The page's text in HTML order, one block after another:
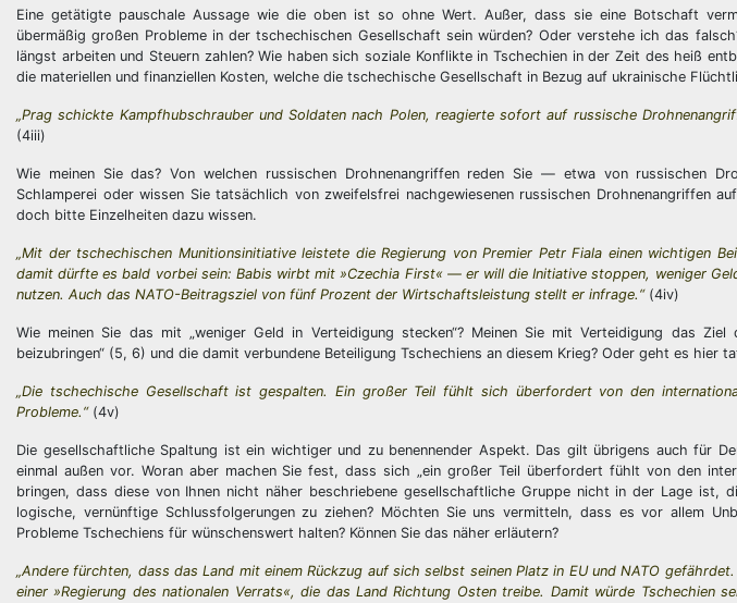
Eine getätigte pauschale Aussage wie die oben ist so ohne Wert. Außer, dass sie eine Botschaft
übermäßig großen Probleme in der tschechischen Gesellschaft sein würden? Oder verstehe ich das
längst arbeiten und Steuern zahlen? Wie haben sich soziale Konflikte in Tschechien in der Zeit des heiß
die materiellen und finanziellen Kosten, welche die tschechische Gesellschaft in Bezug auf ukrainische
„Prag schickte Kampfhubschrauber und Soldaten nach Polen, reagierte sofort auf russische
(4iii)
Wie meinen Sie das? Von welchen russischen Drohnenangriffen reden Sie — etwa von russischen
Schlamperei oder wissen Sie tatsächlich von zweifelsfrei nachgewiesenen russischen Drohnenangriffen
doch bitte Einzelheiten dazu wissen.
„Mit der tschechischen Munitionsinitiative leistete die Regierung von Premier Petr Fiala einen wichtigen
damit dürfte es bald vorbei sein: Babis wirbt mit »Czechia First« — er will die Initiative stoppen, weniger
nutzen. Auch das NATO-Beitragsziel von fünf Prozent der Wirtschaftsleistung stellt er infrage.“(4iv)
Wie meinen Sie das mit „weniger Geld in Verteidigung stecken“? Meinen Sie mit Verteidigung das Ziel
beizubringen“ (5, 6) und die damit verbundene Beteiligung Tschechiens an diesem Krieg? Oder geht es hier
„Die tschechische Gesellschaft ist gespalten. Ein großer Teil fühlt sich überfordert von den
Probleme.“(4v)
Die gesellschaftliche Spaltung ist ein wichtiger und zu benennender Aspekt. Das gilt übrigens auch für
einmal außen vor. Woran aber machen Sie fest, dass sich „ein großer Teil überfordert fühlt von den
bringen, dass diese von Ihnen nicht näher beschriebene gesellschaftliche Gruppe nicht in der Lage ist,
logische, vernünftige Schlussfolgerungen zu ziehen? Möchten Sie uns vermitteln, dass es vor allem
Probleme Tschechiens für wünschenswert halten? Können Sie das näher erläutern?
„Andere fürchten, dass das Land mit einem Rückzug auf sich selbst seinen Platz in EU und NATO
einer »Regierung des nationalen Verrats«, die das Land Richtung Osten treibe. Damit würde Tschechien